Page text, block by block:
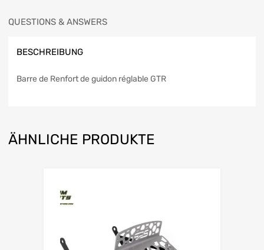
QUESTIONS & ANSWERS
BESCHREIBUNG
Barre de Renfort de guidon réglable GTR
ÄHNLICHE PRODUKTE